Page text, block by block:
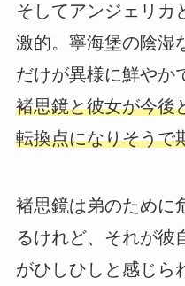
そしてアンジェリカ
激的。寧海堡の陰湿
だけが異様に鮮やか
褚思鏡と彼女が今後
転換点になりそうで
褚思鏡は弟のために
るけれど、それが彼
がひしひしと感じら